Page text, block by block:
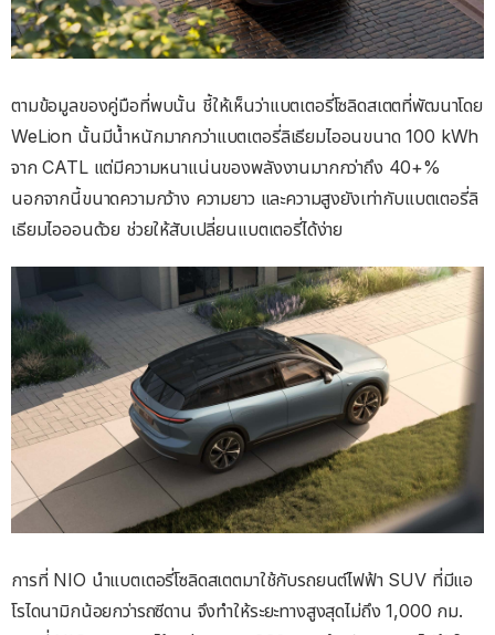
ตามข้อมูลของคู่มือที่พบนั้น ชี้ให้เห็นว่าแบตเตอรี่โซลิดสเตตที่พัฒนาโดย
WeLion นั้นมีน้ำหนักมากกว่าแบตเตอรี่ลิเธียมไออนขนาด 100 kWh
จาก CATL แต่มีความหนาแน่นของพลังงานมากกว่าถึง 40+%
นอกจากนี้ขนาดความกว้าง ความยาว และความสูงยังเท่ากับแบตเตอรี่ลิ
เธียมไอออนด้วย ช่วยให้สับเปลี่ยนแบตเตอรี่ได้ง่าย
การที่ NIO นำแบตเตอรี่โซลิดสเตตมาใช้กับรถยนต์ไฟฟ้า SUV ที่มีแอ
โรไดนามิกน้อยกว่ารถซีดาน จึงทำให้ระยะทางสูงสุดไม่ถึง 1,000 กม.